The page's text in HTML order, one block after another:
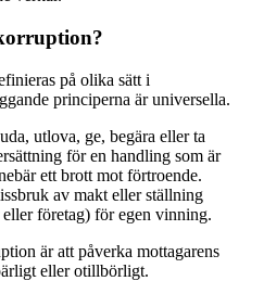
på olika sätt i
principerna är universella.
utlova, ge, begära eller ta
för en handling som är
ett brott mot förtroende.
av makt eller ställning
företag) för egen vinning.
är att påverka mottagarens
eller otillbörligt.